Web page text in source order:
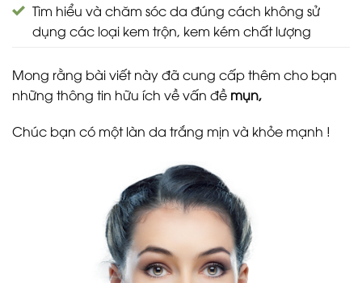
Tìm hiểu và chăm sóc da đúng cách không sử
dụng các loại kem trộn, kem kém chất lượng
Mong rằng bài viết này đã cung cấp thêm cho bạn
những thông tin hữu ích về vấn đề mụn,
Chúc bạn có một làn da trắng mịn và khỏe mạnh !